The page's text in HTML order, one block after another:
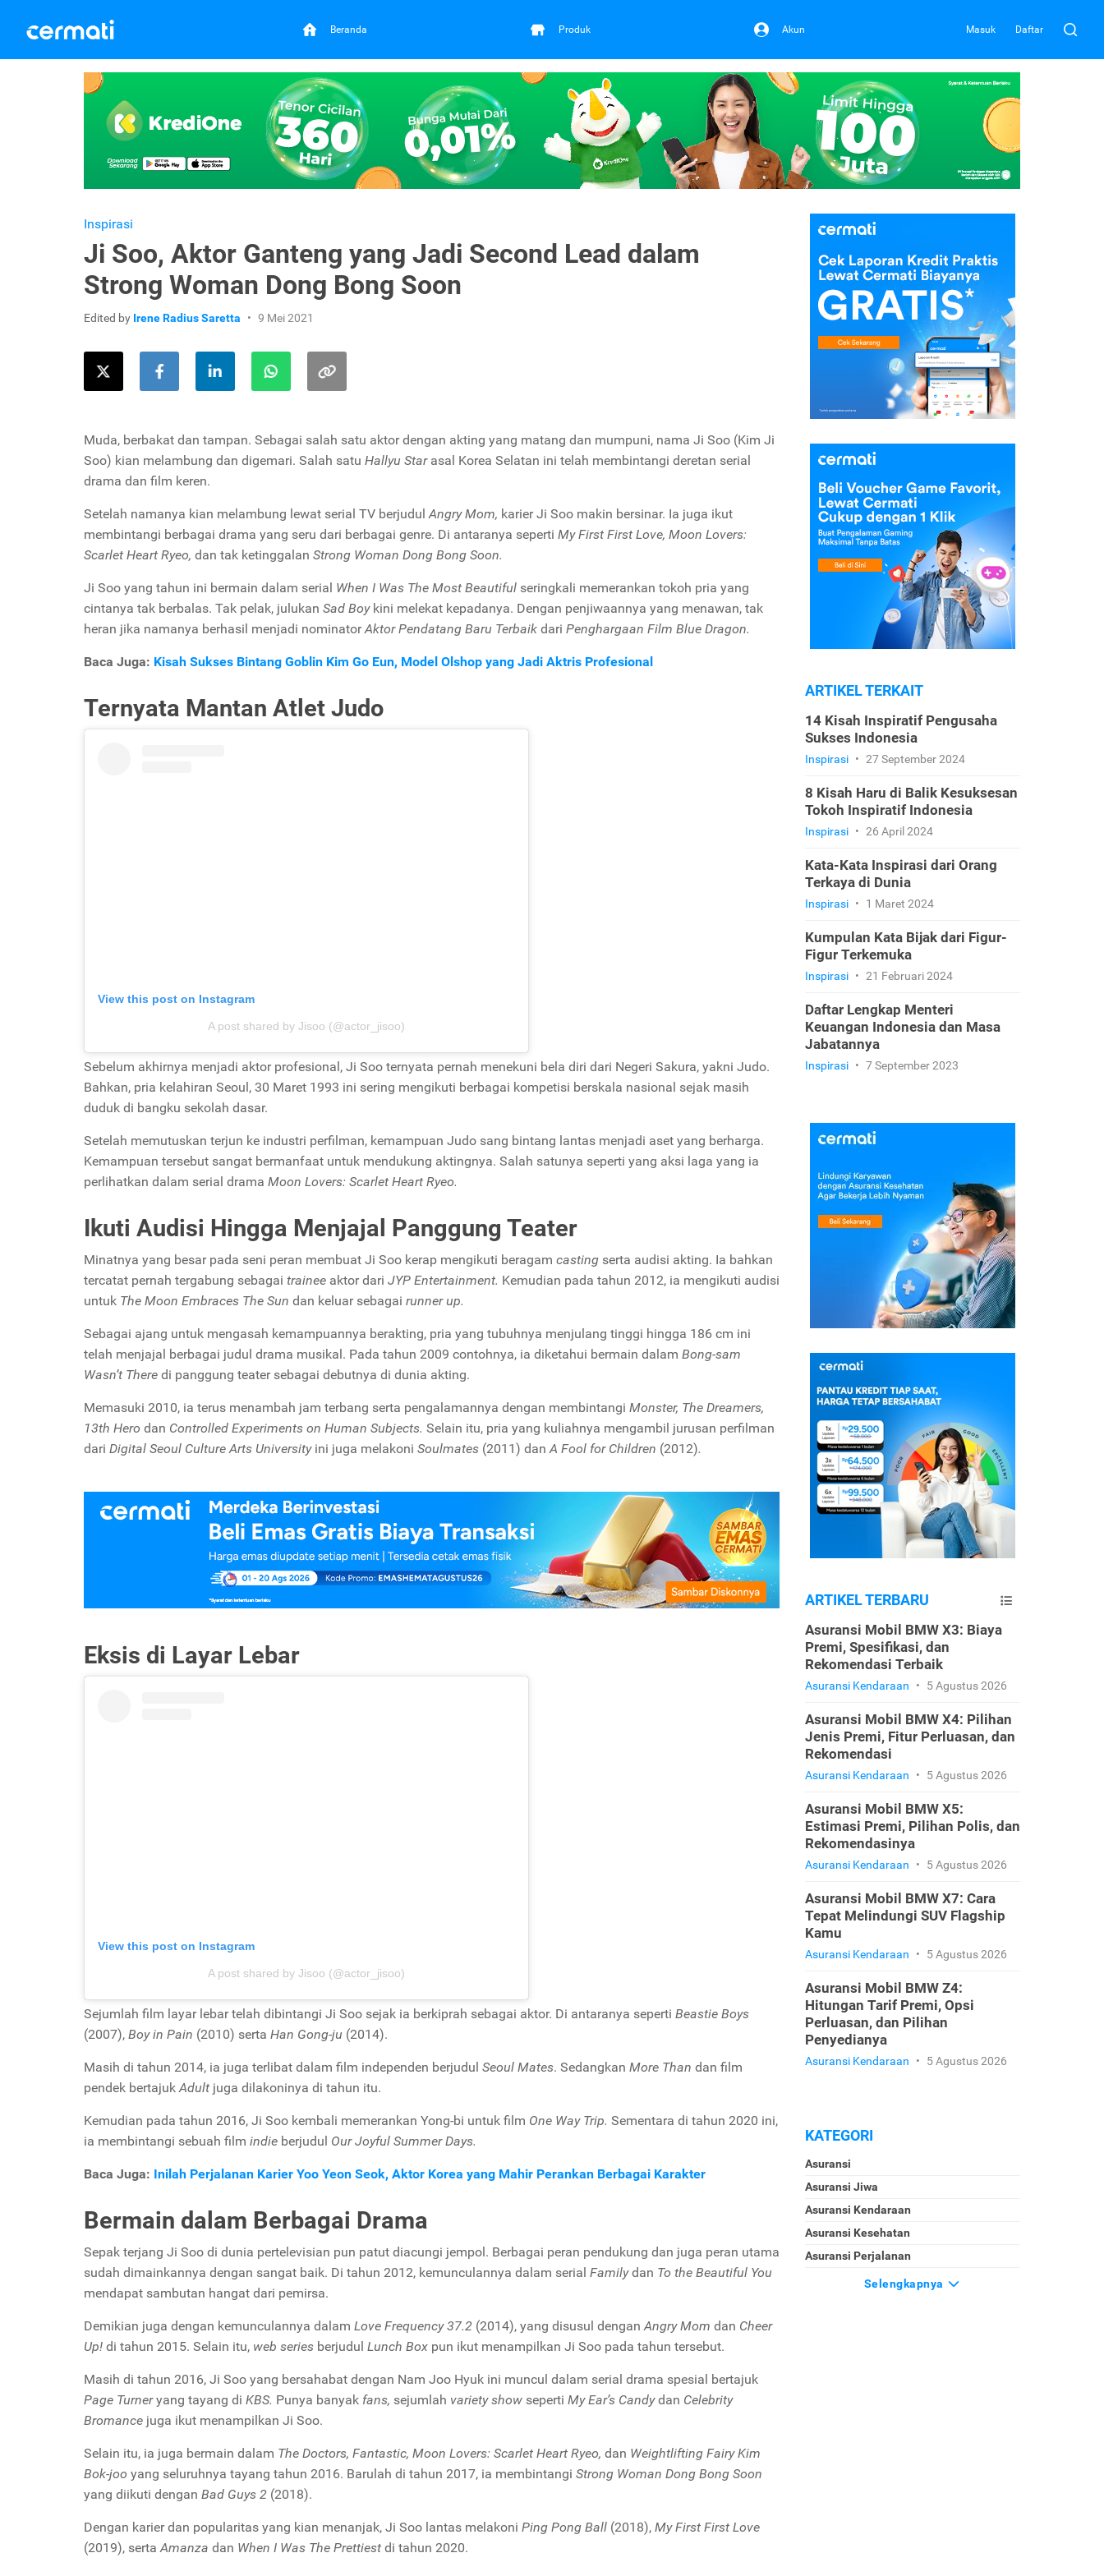
Beranda Produk Akun Masuk Daftar
Inspirasi
Ji Soo, Aktor Ganteng yang Jadi Second Lead dalam
Strong Woman Dong Bong Soon
Edited by Irene Radius Saretta 9 Mei 2021
Muda, berbakat dan tampan. Sebagai salah satu aktor dengan akting yang matang dan mumpuni, nama Ji Soo (Kim Ji
Soo) kian melambung dan digemari. Salah satu Hallyu Starasal Korea Selatan ini telah membintangi deretan serial
drama dan film keren.
Setelah namanya kian melambung lewat serial TV berjudulAngry Mom, karier Ji Soo makin bersinar. Ia juga ikut
membintangi berbagai drama yang seru dari berbagai genre. Di antaranya seperti My First First Love, Moon Lovers:
Scarlet Heart Ryeo, dan tak ketinggalan Strong Woman Dong Bong Soon.
Ji Soo yang tahun ini bermain dalam serial When I Was The Most Beautiful seringkali memerankan tokoh pria yang
cintanya tak berbalas. Tak pelak, julukan Sad Boy kini melekat kepadanya. Dengan penjiwaannya yang menawan, tak
heran jika namanya berhasil menjadi nominatorAktor Pendatang Baru Terbaik dari Penghargaan Film Blue Dragon.
Baca Juga: Kisah Sukses Bintang Goblin Kim Go Eun, Model Olshop yang Jadi Aktris Profesional
Ternyata Mantan Atlet Judo
View this post on Instagram
A post shared by Jisoo (@actor_jisoo)
Sebelum akhirnya menjadi aktor profesional, Ji Soo ternyata pernah menekuni bela diri dari Negeri Sakura, yakni Judo.
Bahkan, pria kelahiran Seoul, 30 Maret 1993 ini sering mengikuti berbagai kompetisi berskala nasional sejak masih
duduk di bangku sekolah dasar.
Setelah memutuskan terjun ke industri perfilman, kemampuan Judo sang bintang lantas menjadi aset yang berharga.
Kemampuan tersebut sangat bermanfaat untuk mendukung aktingnya. Salah satunya seperti yang aksi laga yang ia
perlihatkan dalam serial drama Moon Lovers: Scarlet Heart Ryeo.
Ikuti Audisi Hingga Menjajal Panggung Teater
Minatnya yang besar pada seni peran membuat Ji Soo kerap mengikuti beragam casting serta audisi akting. Ia bahkan
tercatat pernah tergabung sebagai trainee aktor dari JYP Entertainment. Kemudian pada tahun 2012, ia mengikuti audisi
untuk The Moon Embraces The Sun dan keluar sebagai runner up.
Sebagai ajang untuk mengasah kemampuannya berakting, pria yang tubuhnya menjulang tinggi hingga 186 cm ini
telah menjajal berbagai judul drama musikal. Pada tahun 2009 contohnya, ia diketahui bermain dalam Bong-sam
Wasn’t There di panggung teater sebagai debutnya di dunia akting.
Memasuki 2010, ia terus menambah jam terbang serta pengalamannya dengan membintangi Monster, The Dreamers,
13th Hero dan Controlled Experiments on Human Subjects. Selain itu, pria yang kuliahnya mengambil jurusan perfilman
dari Digital Seoul Culture Arts Universityini juga melakoni Soulmates (2011) danA Fool for Children (2012).
Eksis di Layar Lebar
View this post on Instagram
A post shared by Jisoo (@actor_jisoo)
Sejumlah film layar lebar telah dibintangi Ji Soo sejak ia berkiprah sebagai aktor. Di antaranya seperti Beastie Boys
(2007), Boy in Pain (2010) serta Han Gong-ju (2014).
Masih di tahun 2014, ia juga terlibat dalam film independen berjudul Seoul Mates. Sedangkan More Than dan film
pendek bertajukAdult juga dilakoninya di tahun itu.
Kemudian pada tahun 2016, Ji Soo kembali memerankan Yong-bi untuk film One Way Trip. Sementara di tahun 2020 ini,
ia membintangi sebuah film indie berjudul Our Joyful Summer Days.
Baca Juga: Inilah Perjalanan Karier Yoo Yeon Seok, Aktor Korea yang Mahir Perankan Berbagai Karakter
Bermain dalam Berbagai Drama
Sepak terjang Ji Soo di dunia pertelevisian pun patut diacungi jempol. Berbagai peran pendukung dan juga peran utama
sudah dimainkannya dengan sangat baik. Di tahun 2012, kemunculannya dalam serial Familydan To the Beautiful You
mendapat sambutan hangat dari pemirsa.
Demikian juga dengan kemunculannya dalam Love Frequency 37.2 (2014), yang disusul denganAngry Mom dan Cheer
Up! di tahun 2015. Selain itu, web series berjudul Lunch Box pun ikut menampilkan Ji Soo pada tahun tersebut.
Masih di tahun 2016, Ji Soo yang bersahabat dengan Nam Joo Hyuk ini muncul dalam serial drama spesial bertajuk
Page Turneryang tayang di KBS. Punya banyak fans, sejumlah variety show seperti My Ear’s Candydan Celebrity
Bromance juga ikut menampilkan Ji Soo.
Selain itu, ia juga bermain dalam The Doctors, Fantastic, Moon Lovers: Scarlet Heart Ryeo, dan Weightlifting Fairy Kim
Bok-joo yang seluruhnya tayang tahun 2016. Barulah di tahun 2017, ia membintangi Strong Woman Dong Bong Soon
yang diikuti dengan Bad Guys 2 (2018).
Dengan karier dan popularitas yang kian menanjak, Ji Soo lantas melakoni Ping Pong Ball (2018), My First First Love
(2019), sertaAmanza dan When I Was The Prettiest di tahun 2020.
ARTIKEL TERKAIT
14 Kisah Inspiratif Pengusaha
Sukses Indonesia
Inspirasi • 27 September 2024
8 Kisah Haru di Balik Kesuksesan
Tokoh Inspiratif Indonesia
Inspirasi • 26 April 2024
Kata-Kata Inspirasi dari Orang
Terkaya di Dunia
Inspirasi • 1 Maret 2024
Kumpulan Kata Bijak dari Figur-
Figur Terkemuka
Inspirasi • 21 Februari 2024
Daftar Lengkap Menteri
Keuangan Indonesia dan Masa
Jabatannya
Inspirasi • 7 September 2023
ARTIKEL TERBARU
Asuransi Mobil BMW X3: Biaya
Premi, Spesifikasi, dan
Rekomendasi Terbaik
Asuransi Kendaraan • 5 Agustus 2026
Asuransi Mobil BMW X4: Pilihan
Jenis Premi, Fitur Perluasan, dan
Rekomendasi
Asuransi Kendaraan • 5 Agustus 2026
Asuransi Mobil BMW X5:
Estimasi Premi, Pilihan Polis, dan
Rekomendasinya
Asuransi Kendaraan • 5 Agustus 2026
Asuransi Mobil BMW X7: Cara
Tepat Melindungi SUV Flagship
Kamu
Asuransi Kendaraan • 5 Agustus 2026
Asuransi Mobil BMW Z4:
Hitungan Tarif Premi, Opsi
Perluasan, dan Pilihan
Penyedianya
Asuransi Kendaraan • 5 Agustus 2026
KATEGORI
Asuransi
Asuransi Jiwa
Asuransi Kendaraan
Asuransi Kesehatan
Asuransi Perjalanan
Selengkapnya